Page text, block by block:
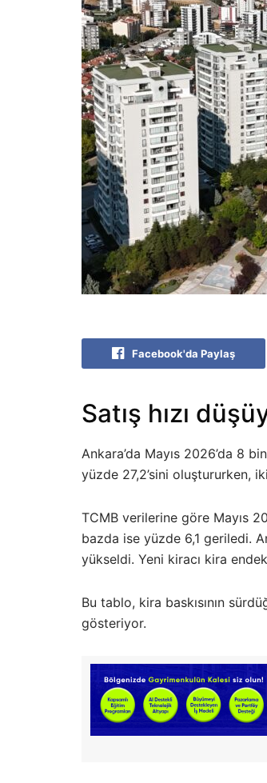
Facebook'da Paylaş
Satış hızı
Ankara’da Mayıs 2026’da 8
yüzde 27,2’sini oluştururken,
TCMB verilerine göre Mayıs
bazda ise yüzde 6,1 geriledi.
yükseldi. Yeni kiracı kira
Bu tablo, kira baskısının
gösteriyor.